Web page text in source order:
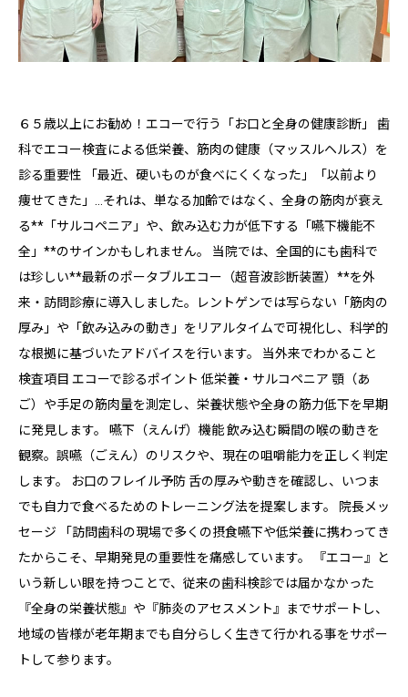
６５歳以上にお勧め！エコーで行う「お口と全身の健康診断」 歯
科でエコー検査による低栄養、筋肉の健康（マッスルヘルス）を
診る重要性 「最近、硬いものが食べにくくなった」「以前より
痩せてきた」…それは、単なる加齢ではなく、全身の筋肉が衰え
る**「サルコペニア」や、飲み込む力が低下する「嚥下機能不
全」**のサインかもしれません。 当院では、全国的にも歯科で
は珍しい**最新のポータブルエコー（超音波診断装置）**を外
来・訪問診療に導入しました。レントゲンでは写らない「筋肉の
厚み」や「飲み込みの動き」をリアルタイムで可視化し、科学的
な根拠に基づいたアドバイスを行います。 当外来でわかること
検査項目 エコーで診るポイント 低栄養・サルコペニア 顎（あ
ご）や手足の筋肉量を測定し、栄養状態や全身の筋力低下を早期
に発見します。 嚥下（えんげ）機能 飲み込む瞬間の喉の動きを
観察。誤嚥（ごえん）のリスクや、現在の咀嚼能力を正しく判定
します。 お口のフレイル予防 舌の厚みや動きを確認し、いつま
でも自力で食べるためのトレーニング法を提案します。 院長メッ
セージ 「訪問歯科の現場で多くの摂食嚥下や低栄養に携わってき
たからこそ、早期発見の重要性を痛感しています。 『エコー』と
いう新しい眼を持つことで、従来の歯科検診では届かなかった
『全身の栄養状態』や『肺炎のアセスメント』までサポートし、
地域の皆様が老年期までも自分らしく生きて行かれる事をサポー
トして参ります。